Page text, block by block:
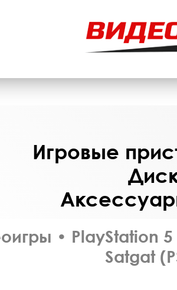
Игровые
• PlayStation 5
Satgat